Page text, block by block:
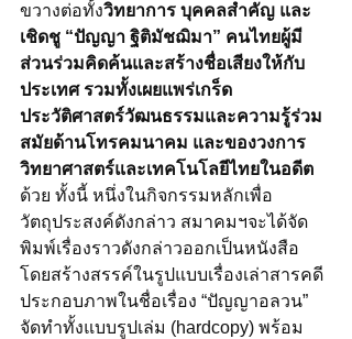
ขวางต่อทั้งวิทยาการ บุคคลสำคัญ และ
เชิดชู “ปัญญา ฐิติมัชฌิมา” คนไทยผู้มี
ส่วนร่วมคิดค้นและสร้างชื่อเสียงให้กับ
ประเทศ รวมทั้งเผยแพร่เกร็ด
ประวัติศาสตร์วัฒนธรรมและความรู้ร่วม
สมัยด้านโทรคมนาคม และของวงการ
วิทยาศาสตร์และเทคโนโลยีไทยในอดีต
ด้วย ทั้งนี้ หนึ่งในกิจกรรมหลักเพื่อ
วัตถุประสงค์ดังกล่าว สมาคมฯจะได้จัด
พิมพ์เรื่องราวดังกล่าวออกเป็นหนังสือ
โดยสร้างสรรค์ในรูปแบบเรื่องเล่าสารคดี
ประกอบภาพในชื่อเรื่อง “ปัญญาอลวน”
จัดทำทั้งแบบรูปเล่ม (hardcopy) พร้อม